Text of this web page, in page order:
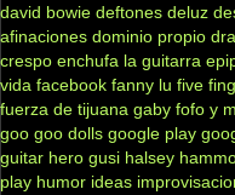
david bowie deftones deluz
afinaciones dominio propio
crespo enchufa la guitarra
vida facebook fanny lu five
fuerza de tijuana gaby fofo y
goo goo dolls google play
guitar hero gusi halsey
play humor ideas